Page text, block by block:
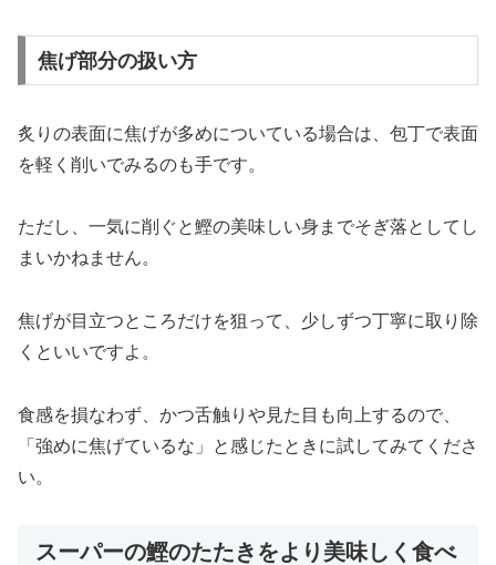
焦げ部分の扱い方
炙りの表面に焦げが多めについている場合は、包丁で表面
を軽く削いでみるのも手です。
ただし、一気に削ぐと鰹の美味しい身までそぎ落としてし
まいかねません。
焦げが目立つところだけを狙って、少しずつ丁寧に取り除
くといいですよ。
食感を損なわず、かつ舌触りや見た目も向上するので、
「強めに焦げているな」と感じたときに試してみてくださ
い。
スーパーの鰹のたたきをより美味しく食べ